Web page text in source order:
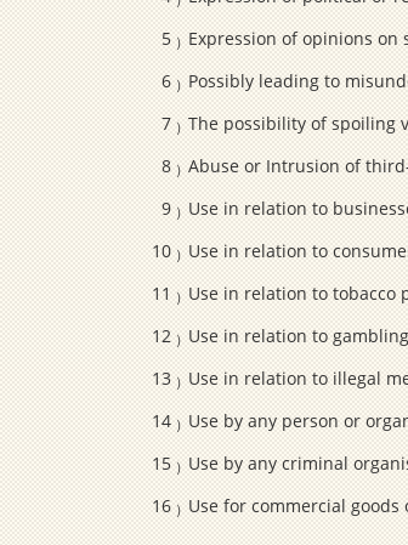
Expression of opinions
Possibly leading to
The possibility of spoiling
Abuse or Intrusion of
Use in relation to
Use in relation to
Use in relation to tobacco
Use in relation to
Use in relation to illegal
Use by any person or
Use by any criminal
Use for commercial